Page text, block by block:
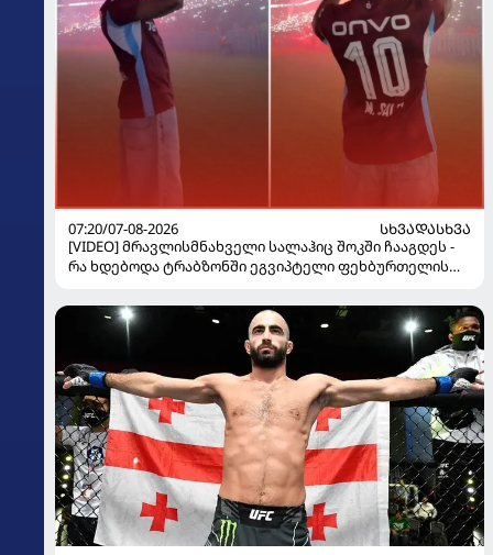
07:20/07-08-2026
ᲡᲮᲕᲐᲓᲐᲡᲮᲕᲐ
[VIDEO] მრავლისმნახველი სალაჰიც შოკში ჩააგდეს -
რა ხდებოდა ტრაბზონში ეგვიპტელი ფეხბურთელის